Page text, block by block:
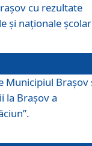
cu rezultate
și naționale
Municipiul Brașov
la Brașov a